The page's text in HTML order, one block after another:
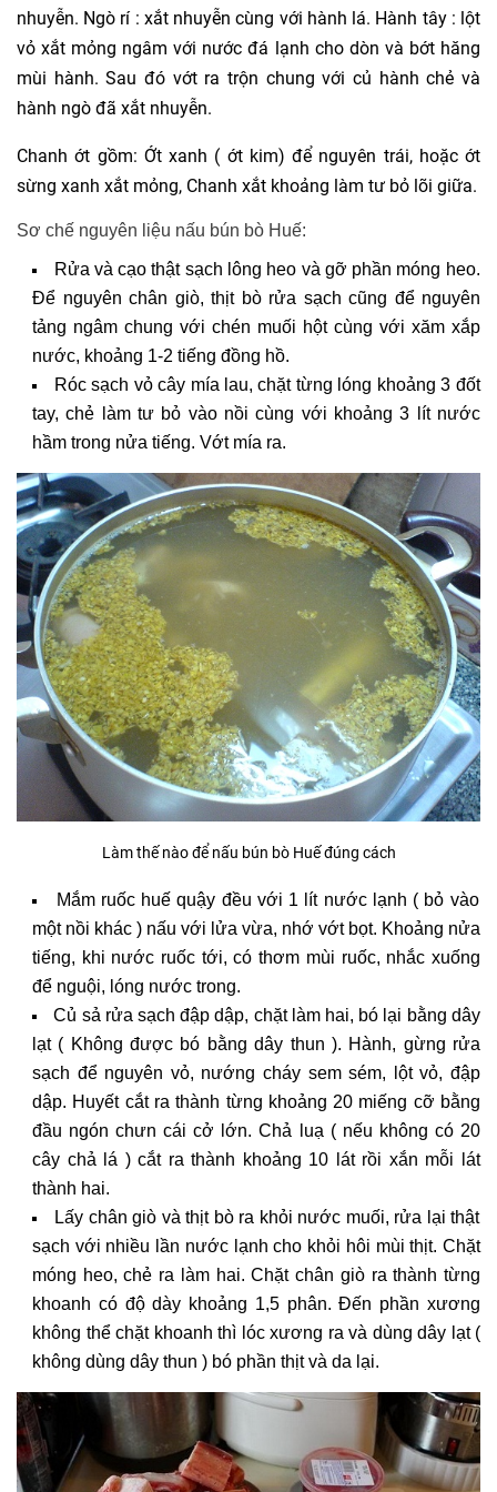
nhuyễn. Ngò rí : xắt nhuyễn cùng với hành lá. Hành tây : lột
vỏ xắt mỏng ngâm với nước đá lạnh cho dòn và bớt hăng
mùi hành. Sau đó vớt ra trộn chung với củ hành chẻ và
hành ngò đã xắt nhuyễn.
Chanh ớt gồm: Ớt xanh ( ớt kim) để nguyên trái, hoặc ớt
sừng xanh xắt mỏng, Chanh xắt khoảng làm tư bỏ lõi giữa.
Sơ chế nguyên liệu nấu bún bò Huế:
Rửa và cạo thật sạch lông heo và gỡ phần móng heo.
Để nguyên chân giò, thịt bò rửa sạch cũng để nguyên
tảng ngâm chung với chén muối hột cùng với xăm xắp
nước, khoảng 1-2 tiếng đồng hồ.
Róc sạch vỏ cây mía lau, chặt từng lóng khoảng 3 đốt
tay, chẻ làm tư bỏ vào nồi cùng với khoảng 3 lít nước
hầm trong nửa tiếng. Vớt mía ra.
Làm thế nào để nấu bún bò Huế đúng cách
Mắm ruốc huế quậy đều với 1 lít nước lạnh ( bỏ vào
một nồi khác ) nấu với lửa vừa, nhớ vớt bọt. Khoảng nửa
tiếng, khi nước ruốc tới, có thơm mùi ruốc, nhắc xuống
để nguội, lóng nước trong.
Củ sả rửa sạch đập dập, chặt làm hai, bó lại bằng dây
lạt ( Không được bó bằng dây thun ). Hành, gừng rửa
sạch để nguyên vỏ, nướng cháy sem sém, lột vỏ, đập
dập. Huyết cắt ra thành từng khoảng 20 miếng cỡ bằng
đầu ngón chưn cái cở lớn. Chả luạ ( nếu không có 20
cây chả lá ) cắt ra thành khoảng 10 lát rồi xắn mỗi lát
thành hai.
Lấy chân giò và thịt bò ra khỏi nước muối, rửa lại thật
sạch với nhiều lần nước lạnh cho khỏi hôi mùi thịt. Chặt
móng heo, chẻ ra làm hai. Chặt chân giò ra thành từng
khoanh có độ dày khoảng 1,5 phân. Đến phần xương
không thể chặt khoanh thì lóc xương ra và dùng dây lạt (
không dùng dây thun ) bó phần thịt và da lại.